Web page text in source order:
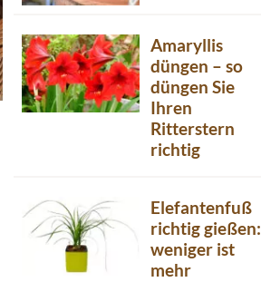
Amaryllis
düngen – so
düngen Sie
Ihren
Ritterstern
richtig
Elefantenfuß
richtig gießen:
weniger ist
mehr